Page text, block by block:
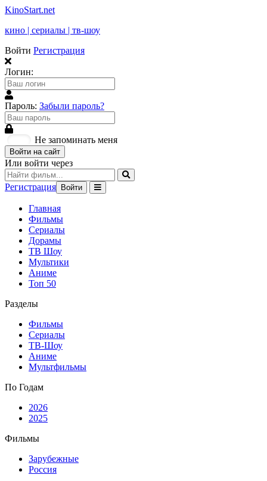
KinoStart.net
кино | сериалы | тв-шоу
Войти Регистрация
Логин:
Пароль: Забыли пароль?
Не запоминать меня
Войти на сайт
Или войти через
Регистрация Войти
Главная
Фильмы
Сериалы
Дорамы
ТВ Шоу
Мультики
Аниме
Топ 50
Разделы
Фильмы
Сериалы
ТВ-Шоу
Аниме
Мультфильмы
По Годам
2026
2025
Фильмы
Зарубежные
Россия